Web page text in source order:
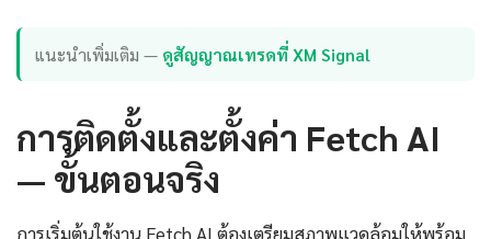
แนะนำเพิ่มเติม — ดูสัญญาณเทรดที่ XM Signal
การติดตั้งและตั้งค่า Fetch AI
— ขั้นตอนจริง
การเริ่มต้นใช้งาน Fetch AI ต้องเตรียมสภาพแวดล้อมให้พร้อม